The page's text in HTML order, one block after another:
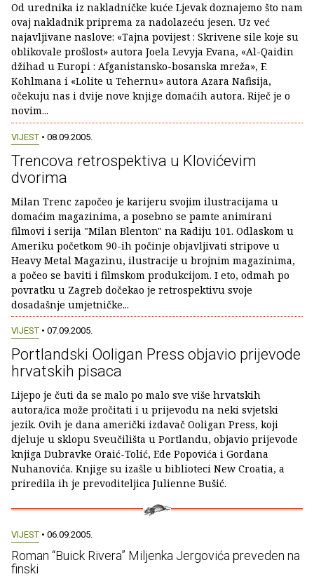
Od urednika iz nakladničke kuće Ljevak doznajemo što nam
ovaj nakladnik priprema za nadolazeću jesen. Uz već
najavljivane naslove: «Tajna povijest : Skrivene sile koje su
oblikovale prošlost» autora Joela Levyja Evana, «Al-Qaidin
džihad u Europi : Afganistansko-bosanska mreža», F.
Kohlmana i «Lolite u Tehernu» autora Azara Nafisija,
očekuju nas i dvije nove knjige domaćih autora. Riječ je o
novim...
VIJEST • 08.09.2005.
Trencova retrospektiva u Klovićevim
dvorima
Milan Trenc započeo je karijeru svojim ilustracijama u
domaćim magazinima, a posebno se pamte animirani
filmovi i serija "Milan Blenton" na Radiju 101. Odlaskom u
Ameriku početkom 90-ih počinje objavljivati stripove u
Heavy Metal Magazinu, ilustracije u brojnim magazinima,
a počeo se baviti i filmskom produkcijom. I eto, odmah po
povratku u Zagreb dočekao je retrospektivu svoje
dosadašnje umjetničke...
VIJEST • 07.09.2005.
Portlandski Ooligan Press objavio prijevode
hrvatskih pisaca
Lijepo je čuti da se malo po malo sve više hrvatskih
autora/ica može pročitati i u prijevodu na neki svjetski
jezik. Ovih je dana američki izdavač Ooligan Press, koji
djeluje u sklopu Sveučilišta u Portlandu, objavio prijevode
knjiga Dubravke Oraić-Tolić, Ede Popovića i Gordana
Nuhanovića. Knjige su izašle u biblioteci New Croatia, a
priredila ih je prevoditeljica Julienne Bušić.
VIJEST • 06.09.2005.
Roman “Buick Rivera” Miljenka Jergovića preveden na
finski